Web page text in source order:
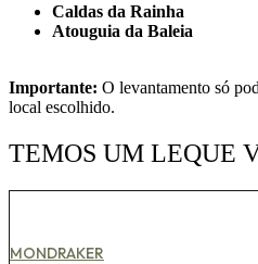
Caldas da Rainha
Atouguia da Baleia
Importante: O levantamento só
local escolhido.
TEMOS UM LEQUE
MONDRAKER